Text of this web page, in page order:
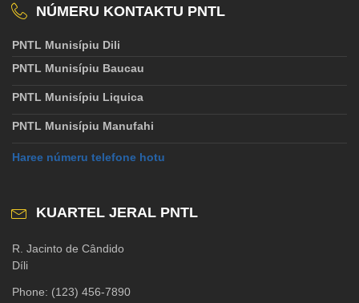
NÚMERU KONTAKTU PNTL
PNTL Munisípiu Dili
PNTL Munisípiu Baucau
PNTL Munisípiu Liquica
PNTL Munisípiu Manufahi
Haree númeru telefone hotu
KUARTEL JERAL PNTL
R. Jacinto de Cândido
Díli
Phone: (123) 456-7890